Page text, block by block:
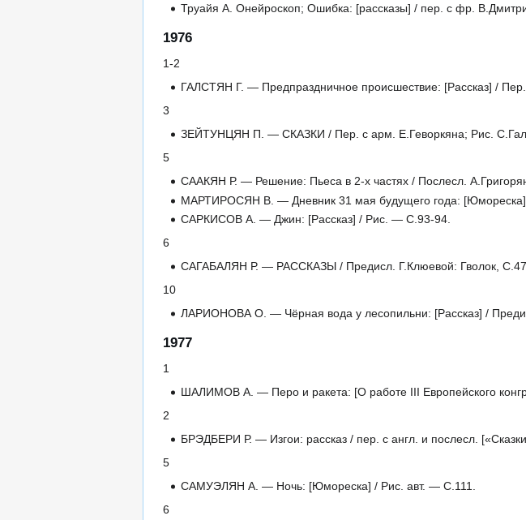
Труайя А. Онейроскоп; Ошибка: [рассказы] / пер. с фр.
1976
1-2
ГАЛСТЯН Г. — Предпраздничное происшествие: [Рассказ] /
3
ЗЕЙТУНЦЯН П. — СКАЗКИ / Пер. с арм. Е.Геворкяна; Рис.
5
СААКЯН Р. — Решение: Пьеса в 2-х частях / Послесл.
МАРТИРОСЯН В. — Дневник 31 мая будущего года:
САРКИСОВ А. — Джин: [Рассказ] / Рис. — С.93-94.
6
САГАБАЛЯН Р. — РАССКАЗЫ / Предисл. Г.Клюевой: Гволок,
10
ЛАРИОНОВА О. — Чёрная вода у лесопильни: [Рассказ] /
1977
1
ШАЛИМОВ А. — Перо и ракета: [О работе III Европейского
2
БРЭДБЕРИ Р. — Изгои: рассказ / пер. с англ. и послесл.
5
САМУЭЛЯН А. — Ночь: [Юмореска] / Рис. авт. — С.111.
6